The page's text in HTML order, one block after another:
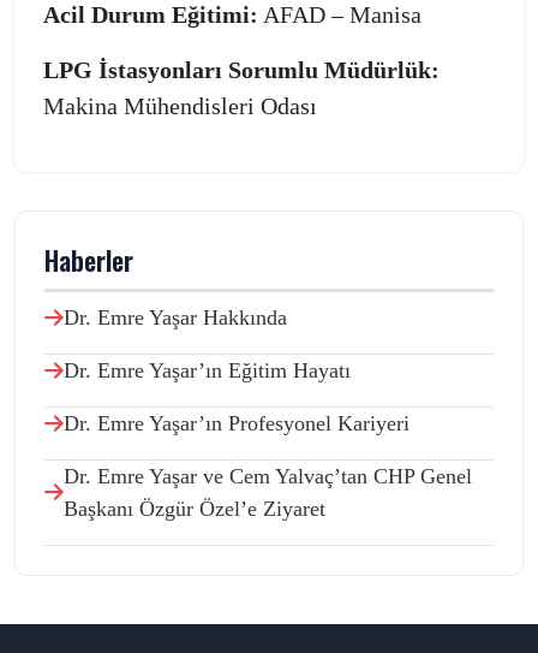
Acil Durum Eğitimi: AFAD – Manisa
LPG İstasyonları Sorumlu Müdürlük:
Makina Mühendisleri Odası
Haberler
Dr. Emre Yaşar Hakkında
Dr. Emre Yaşar’ın Eğitim Hayatı
Dr. Emre Yaşar’ın Profesyonel Kariyeri
Dr. Emre Yaşar ve Cem Yalvaç’tan CHP Genel
Başkanı Özgür Özel’e Ziyaret